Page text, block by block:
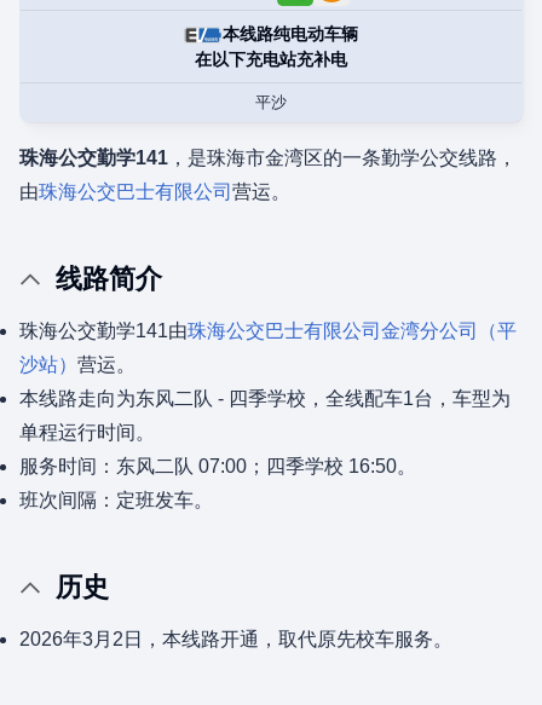
本线路纯电动车辆
在以下充电站充补电
平沙
珠海公交勤学141 ，是珠海市金湾区的一条勤学公交线路，
由珠海公交巴士有限公司 营运。
线路简介
珠海公交勤学141由珠海公交巴士有限公司 金湾分公司（平
沙站） 营运。
本线路走向为东风二队 - 四季学校，全线配车1台，车型为
单程运行时间。
服务时间：东风二队 07:00；四季学校 16:50。
班次间隔：定班发车。
历史
2026年3月2日，本线路开通，取代原先校车服务。